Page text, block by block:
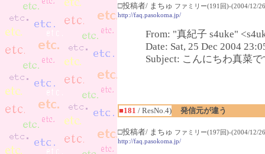
□投稿者/ まちゅ ファミリー(191回)-(2004/12/
http://faq.pasokoma.jp/
From: "真紀子 s4uke"
Date: Sat, 25 Dec 2004
Subject: こんにちわ真菜
■181 / ResNo.4) 発信元が違う
□投稿者/ まちゅ ファミリー(197回)-(2004/12/
http://faq.pasokoma.jp/